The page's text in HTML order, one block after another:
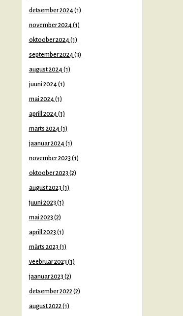
detsember 2024 (1)
november 2024 (1)
oktoober 2024 (1)
september 2024 (3)
august 2024 (1)
juuni 2024 (1)
mai 2024 (1)
aprill 2024 (1)
märts 2024 (1)
jaanuar 2024 (1)
november 2023 (1)
oktoober 2023 (2)
august 2023 (1)
juuni 2023 (1)
mai 2023 (2)
aprill 2023 (1)
märts 2023 (1)
veebruar 2023 (1)
jaanuar 2023 (2)
detsember 2022(2)
august 2022(1)